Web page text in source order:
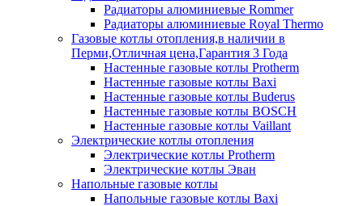
Радиаторы алюминиевые Rommer
Радиаторы алюминиевые Royal Thermo
Газовые котлы отопления,в наличии в
Перми,Отличная цена,Гарантия 3 Года
Настенные газовые котлы Protherm
Настенные газовые котлы Baxi
Настенные газовые котлы Buderus
Настенные газовые котлы BOSCH
Настенные газовые котлы Vaillant
Электрические котлы отопления
Электрические котлы Protherm
Электрические котлы Эван
Напольные газовые котлы
Напольные газовые котлы Baxi